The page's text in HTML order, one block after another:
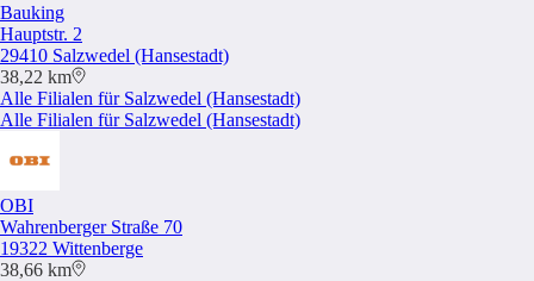
Bauking
Hauptstr. 2
29410 Salzwedel (Hansestadt)
38,22 km
Alle Filialen für Salzwedel (Hansestadt)
Alle Filialen für Salzwedel (Hansestadt)
OBI
Wahrenberger Straße 70
19322 Wittenberge
38,66 km